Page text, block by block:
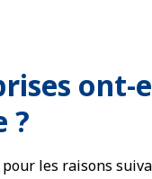
ont-
?
les raisons